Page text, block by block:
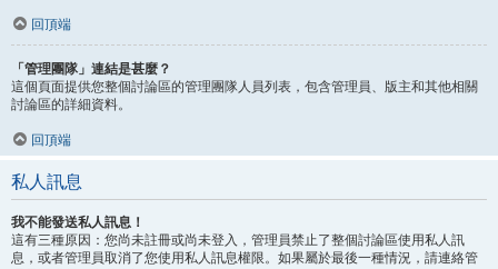
回頂端
「管理團隊」連結是甚麼？
這個頁面提供您整個討論區的管理團隊人員列表，包含管理員、版主和其他相關
討論區的詳細資料。
回頂端
私人訊息
我不能發送私人訊息！
這有三種原因：您尚未註冊或尚未登入，管理員禁止了整個討論區使用私人訊
息，或者管理員取消了您使用私人訊息權限。如果屬於最後一種情況，請連絡管